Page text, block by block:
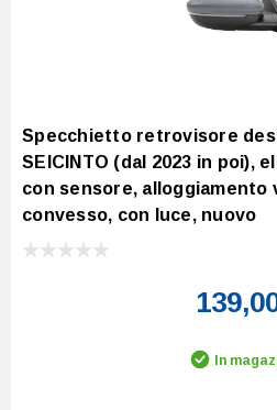
Specchietto retrovisore
SEICINTO (dal 2023 in poi),
con sensore, alloggiamento
convesso, con luce, nuovo
In